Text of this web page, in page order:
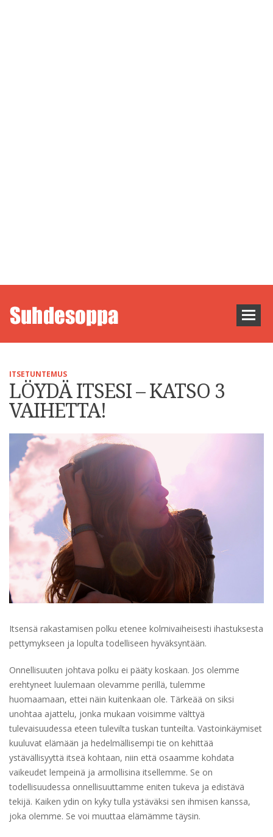
ITSETUNTEMUS
LÖYDÄ ITSESI – KATSO 3
VAIHETTA!
Itsensä rakastamisen polku etenee kolmivaiheisesti ihastuksesta
pettymykseen ja lopulta todelliseen hyväksyntään.
Onnellisuuten johtava polku ei pääty koskaan. Jos olemme
erehtyneet luulemaan olevamme perillä, tulemme
huomaamaan, ettei näin kuitenkaan ole. Tärkeää on siksi
unohtaa ajattelu, jonka mukaan voisimme välttyä
tulevaisuudessa eteen tulevilta tuskan tunteilta. Vastoinkäymiset
kuuluvat elämään ja hedelmällisempi tie on kehittää
ystävällisyyttä itseä kohtaan, niin että osaamme kohdata
vaikeudet lempeinä ja armollisina itsellemme. Se on
todellisuudessa onnellisuuttamme eniten tukeva ja edistävä
tekijä. Kaiken ydin on kyky tulla ystäväksi sen ihmisen kanssa,
joka olemme. Se voi muuttaa elämämme täysin.